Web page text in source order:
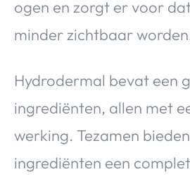
ogen en zorgt er voor
minder zichtbaar
Hydrodermal bevat een
ingrediënten, allen met
werking. Tezamen
ingrediënten een